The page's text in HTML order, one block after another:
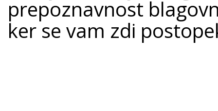
prepoznavnost
ker se vam zdi